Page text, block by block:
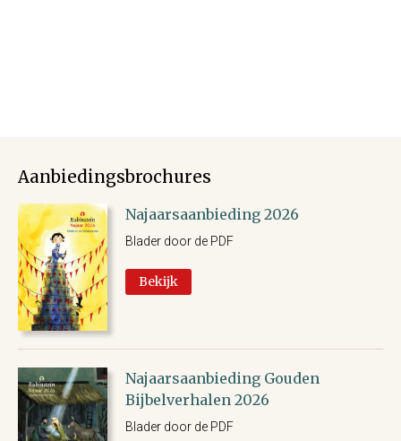
Aanbiedingsbrochures
Najaarsaanbieding 2026
Blader door de PDF
Bekijk
Najaarsaanbieding Gouden
Bijbelverhalen 2026
Blader door de PDF